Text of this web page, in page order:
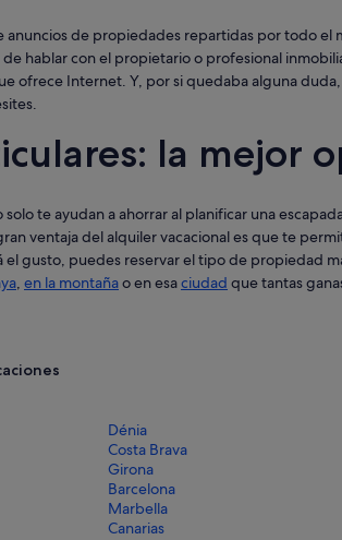
de propiedades repartidas por todo
hablar con el propietario o profesional
Internet. Y, por si quedaba alguna
la mejor
te ayudan a ahorrar al planificar una
ventaja del alquiler vacacional es que te
gusto, puedes reservar el tipo de propiedad
, en la montañao en esaciudad que tantas
Dénia
Costa Brava
Girona
Barcelona
Marbella
Canarias